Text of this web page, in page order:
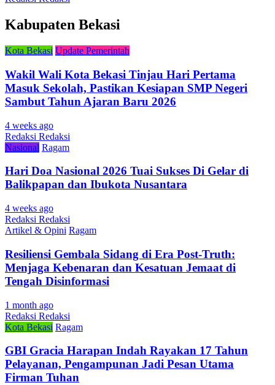
Kabupaten Bekasi
Kota Bekasi Update Pemerintah
Wakil Wali Kota Bekasi Tinjau Hari Pertama
Masuk Sekolah, Pastikan Kesiapan SMP Negeri
Sambut Tahun Ajaran Baru 2026
4 weeks ago
Redaksi Redaksi
Nasional Ragam
Hari Doa Nasional 2026 Tuai Sukses Di Gelar di
Balikpapan dan Ibukota Nusantara
4 weeks ago
Redaksi Redaksi
Artikel & Opini Ragam
Resiliensi Gembala Sidang di Era Post-Truth:
Menjaga Kebenaran dan Kesatuan Jemaat di
Tengah Disinformasi
1 month ago
Redaksi Redaksi
Kota Bekasi Ragam
GBI Gracia Harapan Indah Rayakan 17 Tahun
Pelayanan, Pengampunan Jadi Pesan Utama
Firman Tuhan